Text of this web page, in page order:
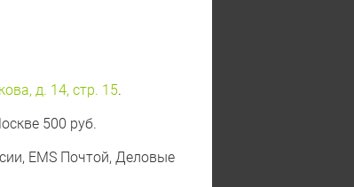
д. 14, стр. 15.
500 руб.
EMS Почтой, Деловые